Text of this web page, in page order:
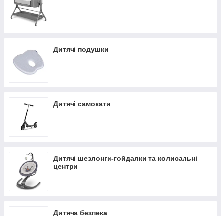
Дитячі подушки
Дитячі самокати
Дитячі шезлонги-гойдалки та колисальні
центри
Дитяча безпека